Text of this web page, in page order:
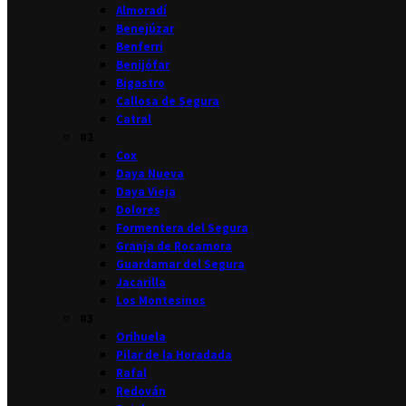
Almoradí
Benejúzar
Benferri
Benijófar
Bigastro
Callosa de Segura
Catral
Cox
Daya Nueva
Daya Vieja
Dolores
Formentera del Segura
Granja de Rocamora
Guardamar del Segura
Jacarilla
Los Montesinos
Orihuela
Pilar de la Horadada
Rafal
Redován